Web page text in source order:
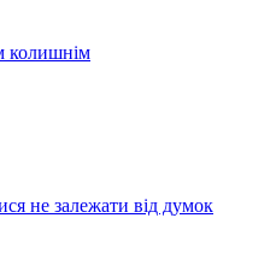
колишнім
не залежати від думок